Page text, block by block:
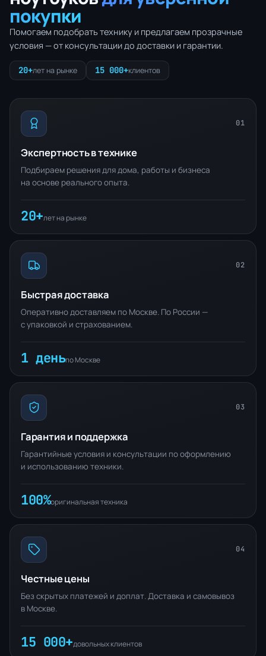
покупки
Помогаем подобрать технику и предлагаем прозрачные
условия — от консультации до доставки и гарантии.
20+лет на рынке 15 000+клиентов
01
Экспертность в технике
Подбираем решения для дома, работы и бизнеса
на основе реального опыта.
20+лет на рынке
02
Быстрая доставка
Оперативно доставляем по Москве. По России —
с упаковкой и страхованием.
1 деньпо Москве
03
Гарантия и поддержка
Гарантийные условия и консультации по оформлению
и использованию техники.
100%оригинальная техника
04
Честные цены
Без скрытых платежей и доплат. Доставка и самовывоз
в Москве.
15 000+довольных клиентов